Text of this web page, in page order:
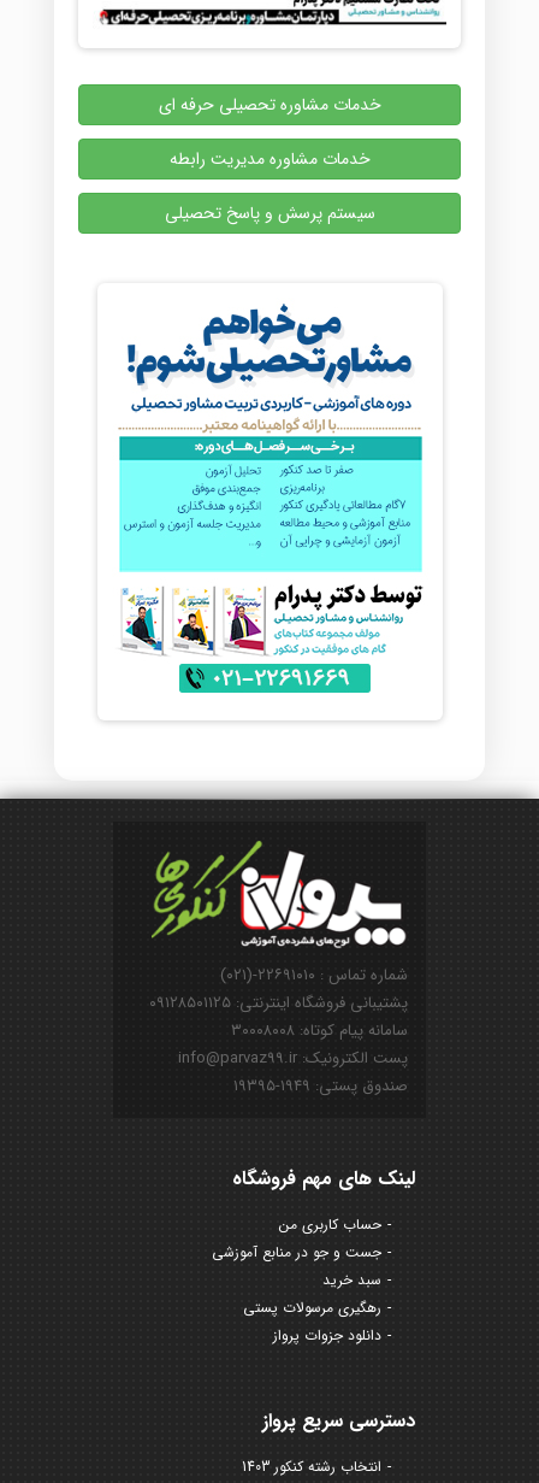
خدمات مشاوره تحصیلی حرفه ای
خدمات مشاوره مدیریت رابطه
سیستم پرسش و پاسخ تحصیلی
شماره تماس : ۲۲۶۹۱۰۱۰-(۰۲۱)
پشتیبانی فروشگاه اینترنتی: ۰۹۱۲۸۵۰۱۱۲۵
سامانه پیام کوتاه: ۳۰۰۰۸۰۰۸
پست الکترونیک: info@parvaz99.ir
صندوق پستی: ۱۹۴۹-۱۹۳۹۵
لینک های مهم فروشگاه
حساب کاربری من
جست و جو در منابع آموزشی
سبد خرید
رهگیری مرسولات پستی
دانلود جزوات پرواز
دسترسی سریع پرواز
انتخاب رشته کنکور 1403